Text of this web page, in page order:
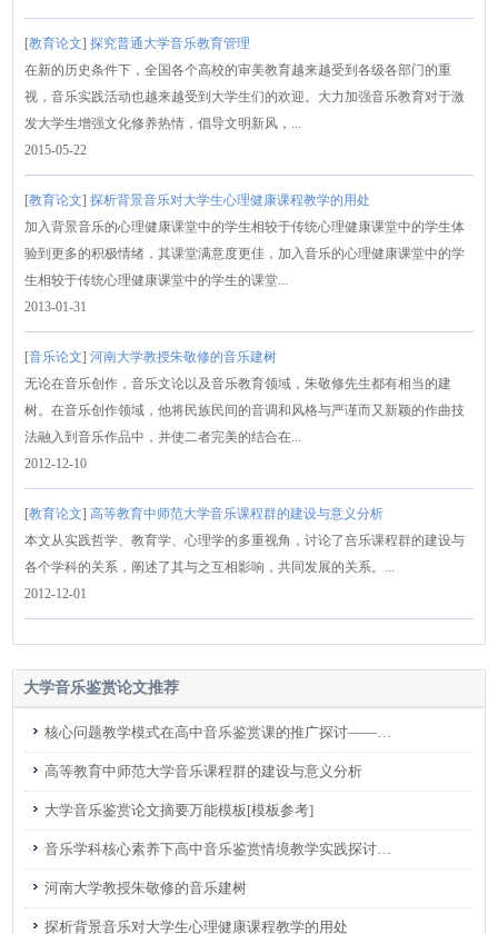
[教育论文]探究普通大学音乐教育管理
在新的历史条件下，全国各个高校的审美教育越来越受到各级各部门的重
视，音乐实践活动也越来越受到大学生们的欢迎。大力加强音乐教育对于激
发大学生增强文化修养热情，倡导文明新风，...
2015-05-22
[教育论文]探析背景音乐对大学生心理健康课程教学的用处
加入背景音乐的心理健康课堂中的学生相较于传统心理健康课堂中的学生体
验到更多的积极情绪，其课堂满意度更佳，加入音乐的心理健康课堂中的学
生相较于传统心理健康课堂中的学生的课堂...
2013-01-31
[音乐论文]河南大学教授朱敬修的音乐建树
无论在音乐创作，音乐文论以及音乐教育领域，朱敬修先生都有相当的建
树。在音乐创作领域，他将民族民间的音调和风格与严谨而又新颖的作曲技
法融入到音乐作品中，并使二者完美的结合在...
2012-12-10
[教育论文]高等教育中师范大学音乐课程群的建设与意义分析
本文从实践哲学、教育学、心理学的多重视角，讨论了咅乐课程群的建设与
各个学科的关系，阐述了其与之互相影响，共同发展的关系。...
2012-12-01
大学音乐鉴赏论文推荐
高等教育中师范大学音乐课程群的建设与意义分析
大学音乐鉴赏论文摘要万能模板[模板参考]
河南大学教授朱敬修的音乐建树
探析背景音乐对大学生心理健康课程教学的用处